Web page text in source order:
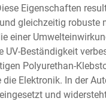
Eigenschaften
gleichzeitig
einer
Beständigkeit
Polyurethan-
Elektronik. In der
und